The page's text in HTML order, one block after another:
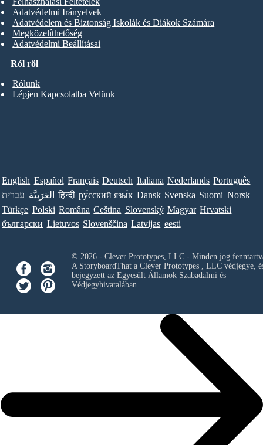
Ról ről
Rólunk
Lépjen Kapcsolatba Velünk
Adatvédelmi Irányelvek
Adatvédelem és Biztonság Iskolák és Diákok Számára
Megközelíthetőség
Adatvédelmi Beállításai
English Español Français Deutsch Italiana Nederlands Português
עברית العَرَبِيَّة हिन्दी ру́сский язы́к Dansk Svenska Suomi Norsk
Türkçe Polski Româna Ceština Slovenský Magyar Hrvatski
български Lietuvos Slovenščina Latvijas eesti
© 2026 - Clever Prototypes, LLC - Minden jog
A StoryboardThat a Clever Prototypes , LLCvédjegye,
bejegyzett az Egyesült Államok Szabadalmi és
Védjegyhivatalában